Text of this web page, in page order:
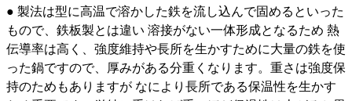
● 製法は型に高温で溶かした鉄を流し込んで固めるといった
もので、鉄板製とは違い 溶接がない一体形成となるため 熱
伝導率は高く、強度維持や長所を生かすために大量の鉄を使
った鍋ですので、厚みがある分重くなります。重さは強度保
持のためもありますが なにより長所である保温性を生かす